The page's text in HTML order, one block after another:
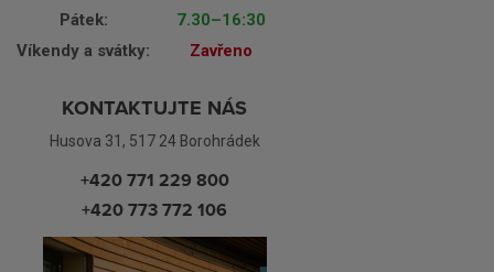
Pátek:
7.30–16:30
Víkendy a svátky:
Zavřeno
KONTAKTUJTE NÁS
Husova 31, 517 24 Borohrádek
+420 771 229 800
+420 773 772 106